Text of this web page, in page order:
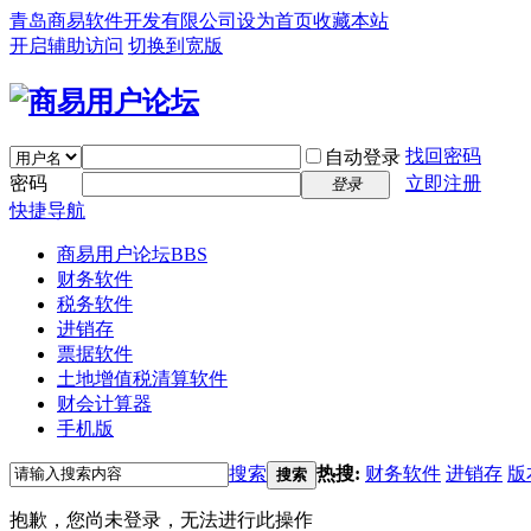
青岛商易软件开发有限公司 设为首页收藏本站
开启辅助访问 切换到宽版
自动登录 找回密码
密码
登录
立即注册
快捷导航
商易用户论坛BBS
财务软件
税务软件
进销存
票据软件
土地增值税清算软件
财会计算器
手机版
搜索 搜索 热搜: 财务软件 进销存 版
抱歉，您尚未登录，无法进行此操作